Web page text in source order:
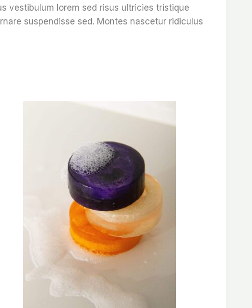
vestibulum lorem sed risus ultricies tristique
suspendisse sed. Montes nascetur ridiculus